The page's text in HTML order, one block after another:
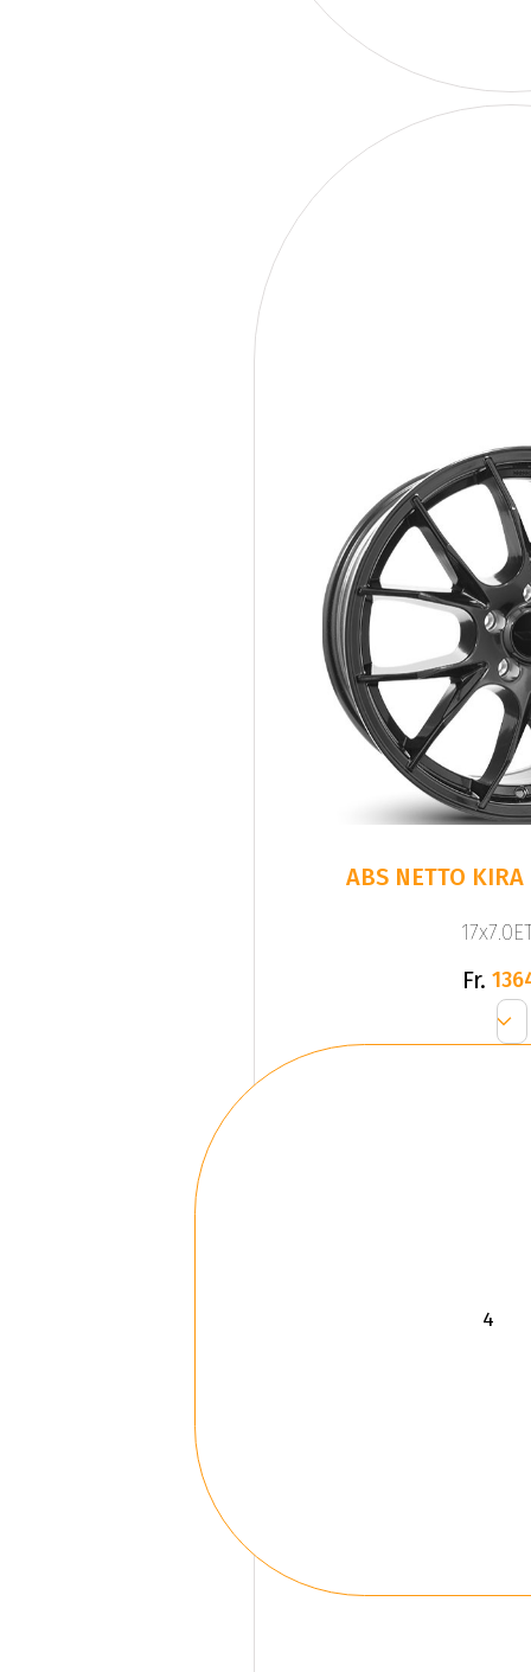
ABS NETTO KIRA
Fr.